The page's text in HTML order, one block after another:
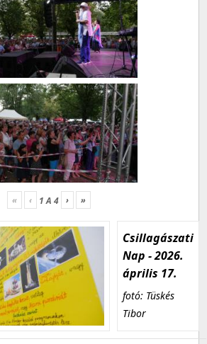
« ‹ 1A 4 › »
Csillagászati
Nap - 2026.
április 17.
fotó: Tüskés
Tibor